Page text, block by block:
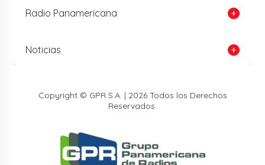
Radio Panamericana
Noticias
Copyright © GPR S.A. | 2026 Todos los Derechos
Reservados.